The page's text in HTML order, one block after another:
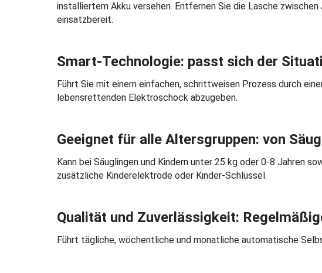
installiertem Akku versehen. Entfernen Sie die Lasche
einsatzbereit.
Smart-Technologie: passt sich der
Führt Sie mit einem einfachen, schrittweisen Prozess durch
lebensrettenden Elektroschock abzugeben.
Geeignet für alle Altersgruppen: von
Kann bei Säuglingen und Kindern unter 25 kg oder 0-8 Jahren
zusätzliche Kinderelektrode oder Kinder-Schlüssel.
Qualität und Zuverlässigkeit:
Führt tägliche, wöchentliche und monatliche automatische